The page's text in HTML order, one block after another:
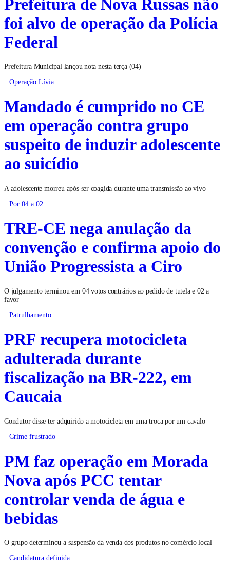
foi alvo de operação da Polícia
Federal
Prefeitura Municipal lançou nota nesta terça (04)
Operação Lívia
Mandado é cumprido no CE
em operação contra grupo
suspeito de induzir adolescente
ao suicídio
A adolescente morreu após ser coagida durante uma transmissão ao vivo
Por 04 a 02
TRE-CE nega anulação da
convenção e confirma apoio do
União Progressista a Ciro
O julgamento terminou em 04 votos contrários ao pedido de tutela e 02 a
favor
Patrulhamento
PRF recupera motocicleta
adulterada durante
fiscalização na BR-222, em
Caucaia
Condutor disse ter adquirido a motocicleta em uma troca por um cavalo
Crime frustrado
PM faz operação em Morada
Nova após PCC tentar
controlar venda de água e
bebidas
O grupo determinou a suspensão da venda dos produtos no comércio local
Candidatura definida